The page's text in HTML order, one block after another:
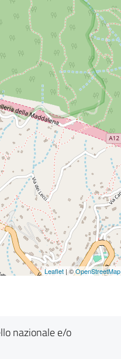
Leaflet | ©OpenStreetMap
nazionale e/o